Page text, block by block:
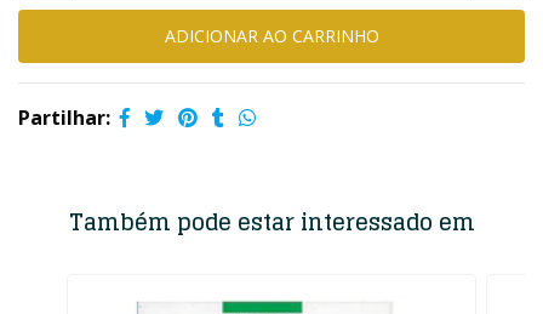
Partilhar:
Também pode estar interessado em